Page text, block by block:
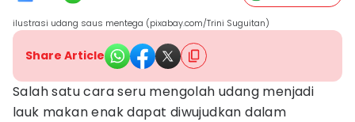
ilustrasi udang saus mentega (pixabay.com/Trini Suguitan)
Share Article
Salah satu cara seru mengolah udang menjadi
lauk makan enak dapat diwujudkan dalam